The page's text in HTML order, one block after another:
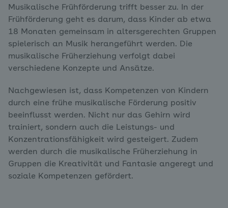
Musikalische Frühförderung trifft besser zu. In der
Frühförderung geht es darum, dass Kinder ab etwa
18 Monaten gemeinsam in altersgerechten Gruppen
spielerisch an Musik herangeführt werden. Die
musikalische Früherziehung verfolgt dabei
verschiedene Konzepte und Ansätze.
Nachgewiesen ist, dass Kompetenzen von Kindern
durch eine frühe musikalische Förderung positiv
beeinflusst werden. Nicht nur das Gehirn wird
trainiert, sondern auch die Leistungs- und
Konzentrationsfähigkeit wird gesteigert. Zudem
werden durch die musikalische Früherziehung in
Gruppen die Kreativität und Fantasie angeregt und
soziale Kompetenzen gefördert.